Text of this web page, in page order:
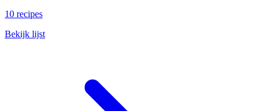
10 recipes
Bekijk lijst